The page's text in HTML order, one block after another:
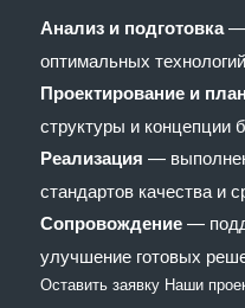
Анализ и подготовка—
оптимальных
Проектирование и
структуры и концепции
Реализация —
стандартов качества и
Сопровождение—
улучшение готовых
Оставить заявку Наши